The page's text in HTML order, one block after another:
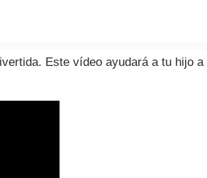
Este vídeo ayudará a tu hijo a